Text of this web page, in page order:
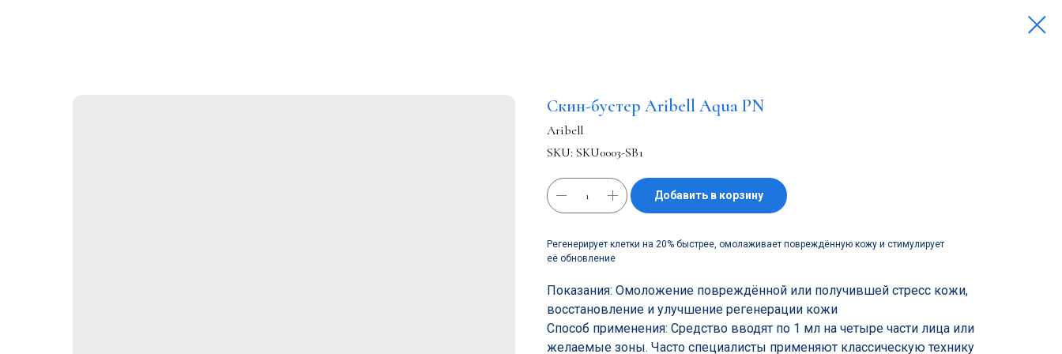
Скин-бустер Aribell Aqua PN
Aribell
SKU: SKU0003-SB1
Добавить в корзину
Регенерирует клетки на 20% быстрее, омолаживает повреждённую кожу и стимулирует
её обновление
Показания: Омоложение повреждённой или получившей стресс кожи,
восстановление и улучшение регенерации кожи
Способ применения: Средство вводят по 1 мл на четыре части лица или
желаемые зоны. Часто специалисты применяют классическую технику